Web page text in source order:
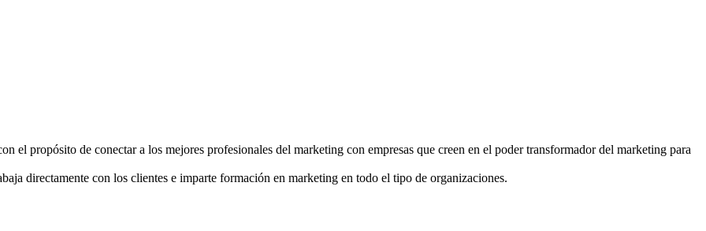
el propósito de conectar a los mejores profesionales del marketing con empresas que creen en el poder transformador del marketing para
directamente con los clientes e imparte formación en marketing en todo el tipo de organizaciones.